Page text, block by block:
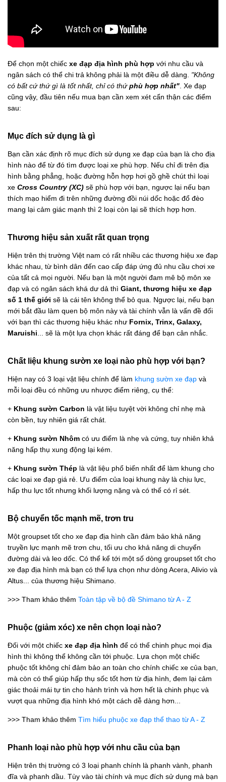
Để chọn một chiếc xe đạp địa hình phù hợp với nhu cầu và
ngân sách có thể chi trả không phải là một điều dễ dàng. "Không
có bất cứ thứ gì là tốt nhất, chỉ có thứphù hợp nhất". Xe đạp
cũng vậy, đầu tiên nếu mua bạn cần xem xét cẩn thận các điểm
sau:
Mục đích sử dụng là gì
Bạn cần xác định rõ mục đích sử dụng xe đạp của bạn là cho địa
hình nào để từ đó tìm được loại xe phù hợp. Nếu chỉ đi trên địa
hình bằng phẳng, hoặc đường hỗn hợp hơi gồ ghề chút thì loại
xe Cross Country (XC) sẽ phù hợp với bạn, ngược lại nếu bạn
thích mạo hiểm đi trên những đường đồi núi dốc hoặc đổ đèo
mang lại cảm giác mạnh thì 2 loại còn lại sẽ thích hợp hơn.
Thương hiệu sản xuất rất quan trọng
Hiện trên thị trường Việt nam có rất nhiều các thương hiệu xe đạp
khác nhau, từ bình dân đến cao cấp đáp ứng đủ nhu cầu chơi xe
của tất cả mọi người. Nếu bạn là một người đam mê bộ môn xe
đạp và có ngân sách khá dư dả thì Giant, thương hiệu xe đạp
số 1 thế giới sẽ là cái tên không thể bỏ qua. Ngược lại, nếu bạn
mới bắt đầu làm quen bộ môn này và tài chính vẫn là vấn đề đối
với bạn thì các thương hiệu khác như Fornix, Trinx, Galaxy,
Maruishi... sẽ là một lựa chọn khác rất đáng để bạn cân nhắc.
Chất liệu khung sườn xe loại nào phù hợp với bạn?
Hiện nay có 3 loại vật liệu chính để làm khung sườn xe đạp và
mỗi loại đều có những ưu nhược điểm riêng, cụ thể:
+ Khung sườn Carbon là vật liệu tuyệt vời không chỉ nhẹ mà
còn bền, tuy nhiên giá rất chát.
+ Khung sườn Nhôm có ưu điểm là nhẹ và cứng, tuy nhiên khả
năng hấp thụ xung động lại kém.
+ Khung sườn Thép là vật liệu phổ biến nhất để làm khung cho
các loại xe đạp giá rẻ. Ưu điểm của loại khung này là chịu lực,
hấp thu lực tốt nhưng khối lượng nặng và có thể có rỉ sét.
Bộ chuyển tốc mạnh mẽ, trơn tru
Một groupset tốt cho xe đạp địa hình cần đảm bảo khả năng
truyền lực mạnh mẽ trơn chu, tối ưu cho khả năng di chuyển
đường dài và leo dốc. Có thể kể tới một số dòng groupset tốt cho
xe đạp địa hình mà bạn có thể lựa chọn như dòng Acera, Alivio và
Altus... của thương hiệu Shimano.
>>> Tham khảo thêm Toàn tập về bộ đề Shimano từ A - Z
Phuộc (giảm xóc) xe nên chọn loại nào?
Đối với một chiếc xe đạp địa hình để có thể chinh phục mọi địa
hình thì không thể không cần tới phuộc. Lựa chọn một chiếc
phuộc tốt không chỉ đảm bảo an toàn cho chính chiếc xe của bạn,
mà còn có thể giúp hấp thụ sốc tốt hơn từ địa hình, đem lại cảm
giác thoải mái tự tin cho hành trình và hơn hết là chinh phục và
vượt qua những địa hình khó một cách dễ dàng hơn...
>>> Tham khảo thêm Tìm hiểu phuộc xe đạp thể thao từ A - Z
Phanh loại nào phù hợp với nhu cầu của bạn
Hiện trên thị trường có 3 loại phanh chính là phanh vành, phanh
đĩa và phanh dầu. Tùy vào tài chính và mục đích sử dụng mà bạn